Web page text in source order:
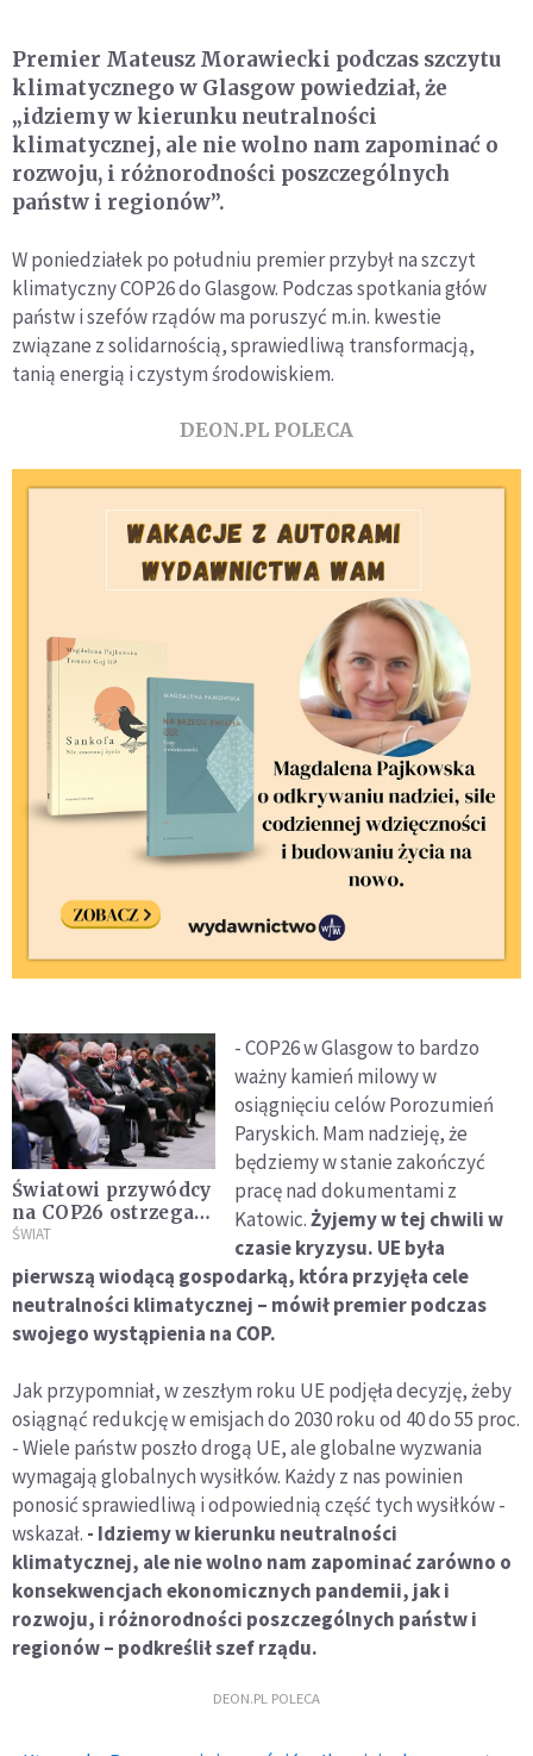
Premier Mateusz Morawiecki podczas szczytu
klimatycznego w Glasgow powiedział, że
„idziemy w kierunku neutralności
klimatycznej, ale nie wolno nam zapominać o
rozwoju, i różnorodności poszczególnych
państw i regionów”.
W poniedziałek po południu premier przybył na szczyt
klimatyczny COP26 do Glasgow. Podczas spotkania głów
państw i szefów rządów ma poruszyć m.in. kwestie
związane z solidarnością, sprawiedliwą transformacją,
tanią energią i czystym środowiskiem.
DEON.PL POLECA
Światowi przywódcy
na COP26 ostrzegają
przed skutkami
ŚWIAT
- COP26 w Glasgow to bardzo
ważny kamień milowy w
osiągnięciu celów Porozumień
Paryskich. Mam nadzieję, że
będziemy w stanie zakończyć
pracę nad dokumentami z
Katowic.Żyjemy w tej chwili w
czasie kryzysu. UE była
pierwszą wiodącą gospodarką, która przyjęła cele
neutralności klimatycznej – mówił premier podczas
swojego wystąpienia na COP.
Jak przypomniał, w zeszłym roku UE podjęła decyzję, żeby
osiągnąć redukcję w emisjach do 2030 roku od 40 do 55 proc.
- Wiele państw poszło drogą UE, ale globalne wyzwania
wymagają globalnych wysiłków. Każdy z nas powinien
ponosić sprawiedliwą i odpowiednią część tych wysiłków -
wskazał. - Idziemy w kierunku neutralności
klimatycznej, ale nie wolno nam zapominać zarówno o
konsekwencjach ekonomicznych pandemii, jak i
rozwoju, i różnorodności poszczególnych państw i
regionów – podkreślił szef rządu.
DEON.PL POLECA